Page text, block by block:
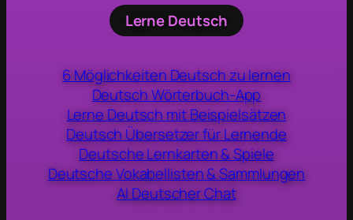
Lerne Deutsch
6 Möglichkeiten Deutsch zu lernen
Deutsch Wörterbuch-App
Lerne Deutsch mit Beispielsätzen
Deutsch Übersetzer für Lernende
Deutsche Lernkarten & Spiele
Deutsche Vokabellisten & Sammlungen
AI Deutscher Chat